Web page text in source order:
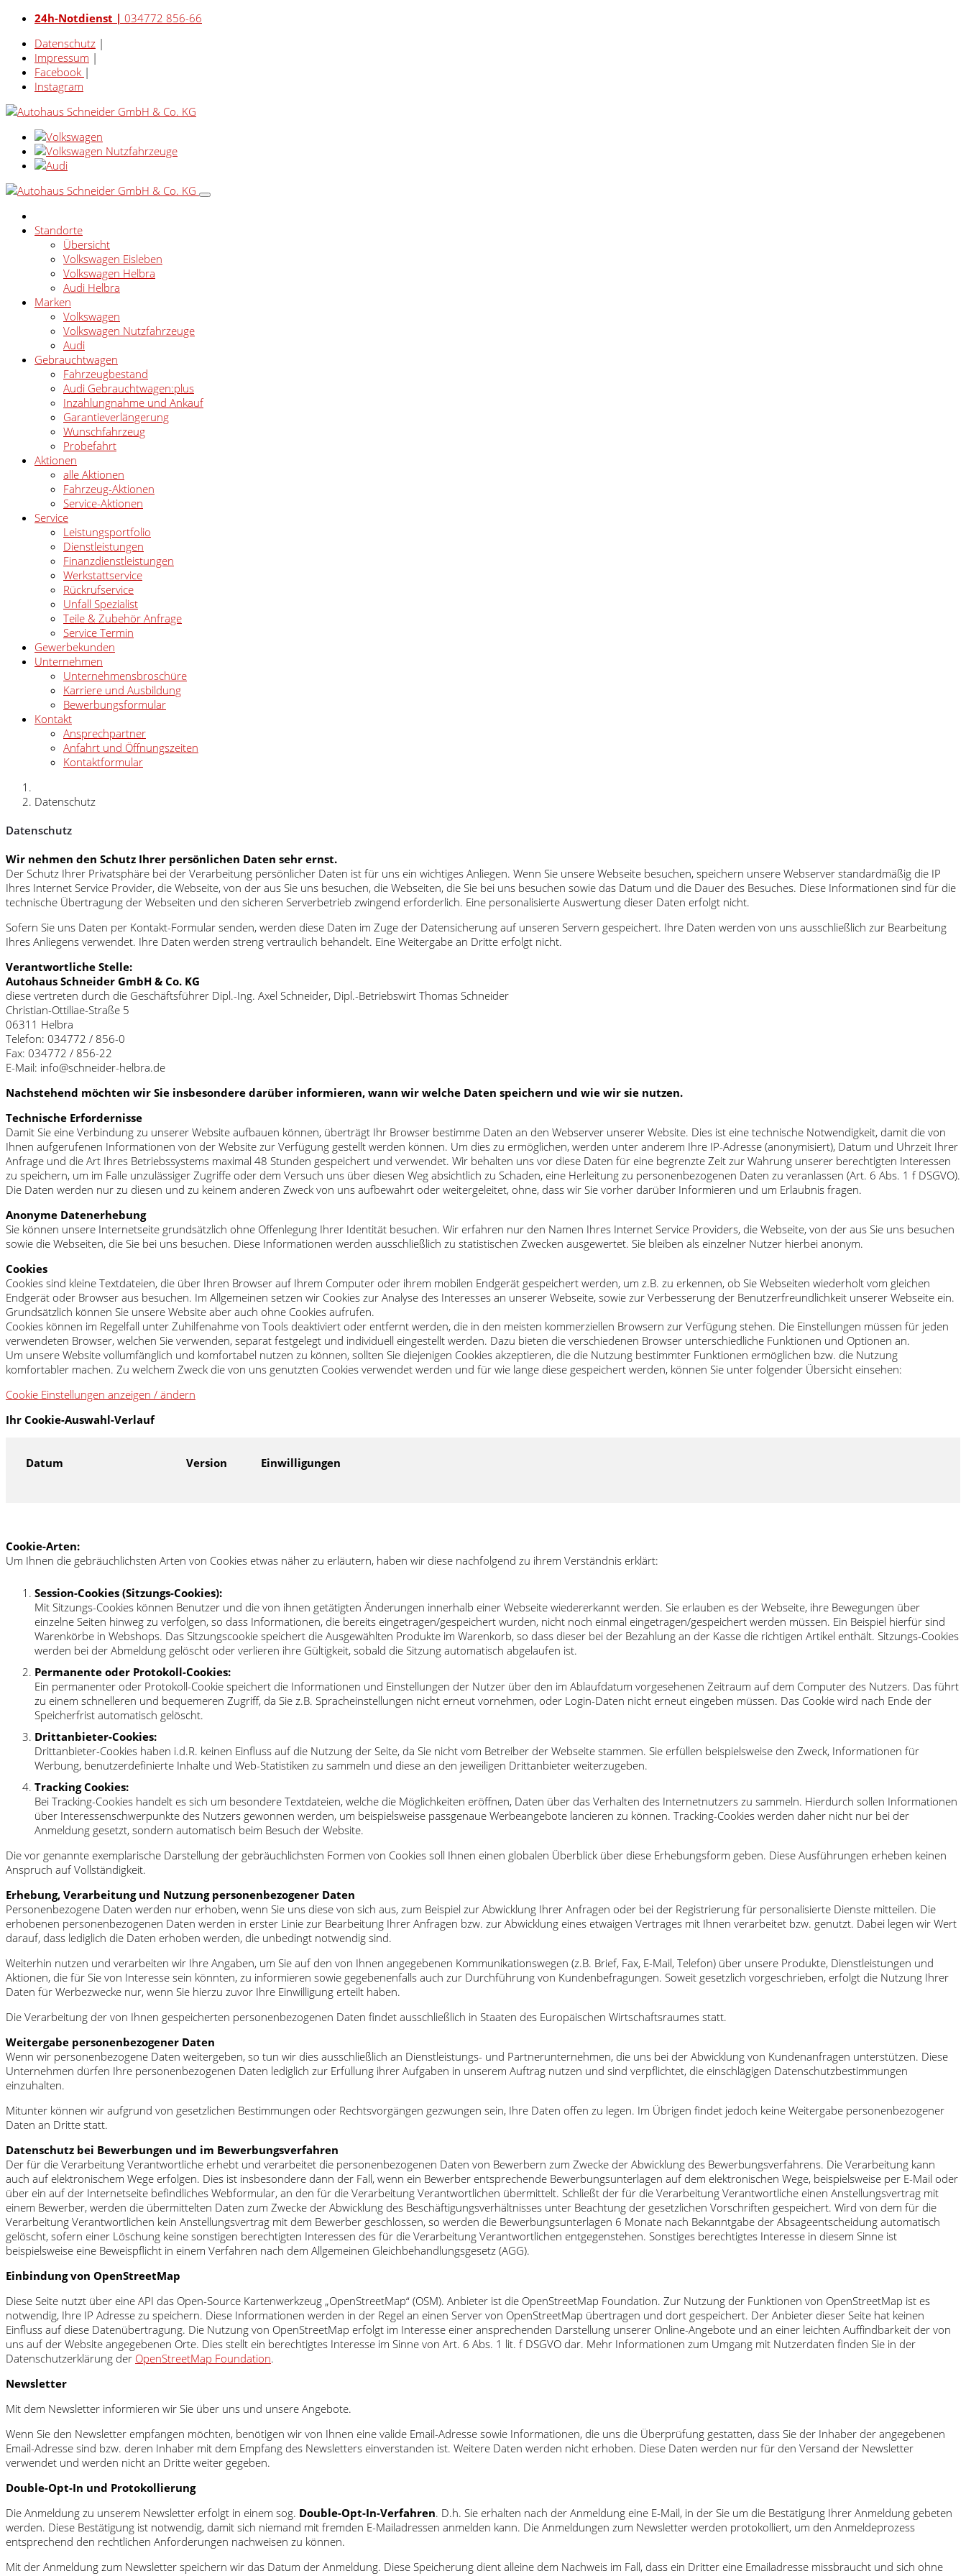
24h-Notdienst | 034772 856-66
Datenschutz |
Impressum |
Facebook |
Instagram
Standorte
Übersicht
Volkswagen Eisleben
Volkswagen Helbra
Audi Helbra
Marken
Volkswagen
Volkswagen Nutzfahrzeuge
Audi
Gebrauchtwagen
Fahrzeugbestand
Audi Gebrauchtwagen:plus
Inzahlungnahme und Ankauf
Garantieverlängerung
Wunschfahrzeug
Probefahrt
Aktionen
alle Aktionen
Fahrzeug-Aktionen
Service-Aktionen
Service
Leistungsportfolio
Dienstleistungen
Finanzdienstleistungen
Werkstattservice
Rückrufservice
Unfall Spezialist
Teile & Zubehör Anfrage
Service Termin
Gewerbekunden
Unternehmen
Unternehmensbroschüre
Karriere und Ausbildung
Bewerbungsformular
Kontakt
Ansprechpartner
Anfahrt und Öffnungszeiten
Kontaktformular
Datenschutz
Datenschutz
Wir nehmen den Schutz Ihrer persönlichen Daten sehr ernst.
Der Schutz Ihrer Privatsphäre bei der Verarbeitung persönlicher Daten ist für uns ein wichtiges Anliegen. Wenn Sie unsere Webseite besuchen, speichern unsere Webserver standardmäßig die IP
Ihres Internet Service Provider, die Webseite, von der aus Sie uns besuchen, die Webseiten, die Sie bei uns besuchen sowie das Datum und die Dauer des Besuches. Diese Informationen sind für die
technische Übertragung der Webseiten und den sicheren Serverbetrieb zwingend erforderlich. Eine personalisierte Auswertung dieser Daten erfolgt nicht.
Sofern Sie uns Daten per Kontakt-Formular senden, werden diese Daten im Zuge der Datensicherung auf unseren Servern gespeichert. Ihre Daten werden von uns ausschließlich zur Bearbeitung
Ihres Anliegens verwendet. Ihre Daten werden streng vertraulich behandelt. Eine Weitergabe an Dritte erfolgt nicht.
Verantwortliche Stelle:
Autohaus Schneider GmbH & Co. KG
diese vertreten durch die Geschäftsführer Dipl.-Ing. Axel Schneider, Dipl.-Betriebswirt Thomas Schneider
Christian-Ottiliae-Straße 5
06311 Helbra
Telefon: 034772 / 856-0
Fax: 034772 / 856-22
E-Mail: info@schneider-helbra.de
Nachstehend möchten wir Sie insbesondere darüber informieren, wann wir welche Daten speichern und wie wir sie nutzen.
Technische Erfordernisse
Damit Sie eine Verbindung zu unserer Website aufbauen können, überträgt Ihr Browser bestimme Daten an den Webserver unserer Website. Dies ist eine technische Notwendigkeit, damit die von
Ihnen aufgerufenen Informationen von der Website zur Verfügung gestellt werden können. Um dies zu ermöglichen, werden unter anderem Ihre IP-Adresse (anonymisiert), Datum und Uhrzeit Ihrer
Anfrage und die Art Ihres Betriebssystems maximal 48 Stunden gespeichert und verwendet. Wir behalten uns vor diese Daten für eine begrenzte Zeit zur Wahrung unserer berechtigten Interessen
zu speichern, um im Falle unzulässiger Zugriffe oder dem Versuch uns über diesen Weg absichtlich zu Schaden, eine Herleitung zu personenbezogenen Daten zu veranlassen (Art. 6 Abs. 1 f DSGVO).
Die Daten werden nur zu diesen und zu keinem anderen Zweck von uns aufbewahrt oder weitergeleitet, ohne, dass wir Sie vorher darüber Informieren und um Erlaubnis fragen.
Anonyme Datenerhebung
Sie können unsere Internetseite grundsätzlich ohne Offenlegung Ihrer Identität besuchen. Wir erfahren nur den Namen Ihres Internet Service Providers, die Webseite, von der aus Sie uns besuchen
sowie die Webseiten, die Sie bei uns besuchen. Diese Informationen werden ausschließlich zu statistischen Zwecken ausgewertet. Sie bleiben als einzelner Nutzer hierbei anonym.
Cookies
Cookies sind kleine Textdateien, die über Ihren Browser auf Ihrem Computer oder ihrem mobilen Endgerät gespeichert werden, um z.B. zu erkennen, ob Sie Webseiten wiederholt vom gleichen
Endgerät oder Browser aus besuchen. Im Allgemeinen setzen wir Cookies zur Analyse des Interesses an unserer Webseite, sowie zur Verbesserung der Benutzerfreundlichkeit unserer Webseite ein.
Grundsätzlich können Sie unsere Website aber auch ohne Cookies aufrufen.
Cookies können im Regelfall unter Zuhilfenahme von Tools deaktiviert oder entfernt werden, die in den meisten kommerziellen Browsern zur Verfügung stehen. Die Einstellungen müssen für jeden
verwendeten Browser, welchen Sie verwenden, separat festgelegt und individuell eingestellt werden. Dazu bieten die verschiedenen Browser unterschiedliche Funktionen und Optionen an.
Um unsere Website vollumfänglich und komfortabel nutzen zu können, sollten Sie diejenigen Cookies akzeptieren, die die Nutzung bestimmter Funktionen ermöglichen bzw. die Nutzung
komfortabler machen. Zu welchem Zweck die von uns genutzten Cookies verwendet werden und für wie lange diese gespeichert werden, können Sie unter folgender Übersicht einsehen:
Cookie Einstellungen anzeigen / ändern
Ihr Cookie-Auswahl-Verlauf
Datum Version Einwilligungen
Cookie-Arten:
Um Ihnen die gebräuchlichsten Arten von Cookies etwas näher zu erläutern, haben wir diese nachfolgend zu ihrem Verständnis erklärt:
Session-Cookies (Sitzungs-Cookies):
Mit Sitzungs-Cookies können Benutzer und die von ihnen getätigten Änderungen innerhalb einer Webseite wiedererkannt werden. Sie erlauben es der Webseite, ihre Bewegungen über
einzelne Seiten hinweg zu verfolgen, so dass Informationen, die bereits eingetragen/gespeichert wurden, nicht noch einmal eingetragen/gespeichert werden müssen. Ein Beispiel hierfür sind
Warenkörbe in Webshops. Das Sitzungscookie speichert die Ausgewählten Produkte im Warenkorb, so dass dieser bei der Bezahlung an der Kasse die richtigen Artikel enthält. Sitzungs-Cookies
werden bei der Abmeldung gelöscht oder verlieren ihre Gültigkeit, sobald die Sitzung automatisch abgelaufen ist.
Permanente oder Protokoll-Cookies:
Ein permanenter oder Protokoll-Cookie speichert die Informationen und Einstellungen der Nutzer über den im Ablaufdatum vorgesehenen Zeitraum auf dem Computer des Nutzers. Das führt
zu einem schnelleren und bequemeren Zugriff, da Sie z.B. Spracheinstellungen nicht erneut vornehmen, oder Login-Daten nicht erneut eingeben müssen. Das Cookie wird nach Ende der
Speicherfrist automatisch gelöscht.
Drittanbieter-Cookies:
Drittanbieter-Cookies haben i.d.R. keinen Einfluss auf die Nutzung der Seite, da Sie nicht vom Betreiber der Webseite stammen. Sie erfüllen beispielsweise den Zweck, Informationen für
Werbung, benutzerdefinierte Inhalte und Web-Statistiken zu sammeln und diese an den jeweiligen Drittanbieter weiterzugeben.
Tracking Cookies:
Bei Tracking-Cookies handelt es sich um besondere Textdateien, welche die Möglichkeiten eröffnen, Daten über das Verhalten des Internetnutzers zu sammeln. Hierdurch sollen Informationen
über Interessenschwerpunkte des Nutzers gewonnen werden, um beispielsweise passgenaue Werbeangebote lancieren zu können. Tracking-Cookies werden daher nicht nur bei der
Anmeldung gesetzt, sondern automatisch beim Besuch der Website.
Die vor genannte exemplarische Darstellung der gebräuchlichsten Formen von Cookies soll Ihnen einen globalen Überblick über diese Erhebungsform geben. Diese Ausführungen erheben keinen
Anspruch auf Vollständigkeit.
Erhebung, Verarbeitung und Nutzung personenbezogener Daten
Personenbezogene Daten werden nur erhoben, wenn Sie uns diese von sich aus, zum Beispiel zur Abwicklung Ihrer Anfragen oder bei der Registrierung für personalisierte Dienste mitteilen. Die
erhobenen personenbezogenen Daten werden in erster Linie zur Bearbeitung Ihrer Anfragen bzw. zur Abwicklung eines etwaigen Vertrages mit Ihnen verarbeitet bzw. genutzt. Dabei legen wir Wert
darauf, dass lediglich die Daten erhoben werden, die unbedingt notwendig sind.
Weiterhin nutzen und verarbeiten wir Ihre Angaben, um Sie auf den von Ihnen angegebenen Kommunikationswegen (z.B. Brief, Fax, E-Mail, Telefon) über unsere Produkte, Dienstleistungen und
Aktionen, die für Sie von Interesse sein könnten, zu informieren sowie gegebenenfalls auch zur Durchführung von Kundenbefragungen. Soweit gesetzlich vorgeschrieben, erfolgt die Nutzung Ihrer
Daten für Werbezwecke nur, wenn Sie hierzu zuvor Ihre Einwilligung erteilt haben.
Die Verarbeitung der von Ihnen gespeicherten personenbezogenen Daten findet ausschließlich in Staaten des Europäischen Wirtschaftsraumes statt.
Weitergabe personenbezogener Daten
Wenn wir personenbezogene Daten weitergeben, so tun wir dies ausschließlich an Dienstleistungs- und Partnerunternehmen, die uns bei der Abwicklung von Kundenanfragen unterstützen. Diese
Unternehmen dürfen Ihre personenbezogenen Daten lediglich zur Erfüllung ihrer Aufgaben in unserem Auftrag nutzen und sind verpflichtet, die einschlägigen Datenschutzbestimmungen
einzuhalten.
Mitunter können wir aufgrund von gesetzlichen Bestimmungen oder Rechtsvorgängen gezwungen sein, Ihre Daten offen zu legen. Im Übrigen findet jedoch keine Weitergabe personenbezogener
Daten an Dritte statt.
Datenschutz bei Bewerbungen und im Bewerbungsverfahren
Der für die Verarbeitung Verantwortliche erhebt und verarbeitet die personenbezogenen Daten von Bewerbern zum Zwecke der Abwicklung des Bewerbungsverfahrens. Die Verarbeitung kann
auch auf elektronischem Wege erfolgen. Dies ist insbesondere dann der Fall, wenn ein Bewerber entsprechende Bewerbungsunterlagen auf dem elektronischen Wege, beispielsweise per E-Mail oder
über ein auf der Internetseite befindliches Webformular, an den für die Verarbeitung Verantwortlichen übermittelt. Schließt der für die Verarbeitung Verantwortliche einen Anstellungsvertrag mit
einem Bewerber, werden die übermittelten Daten zum Zwecke der Abwicklung des Beschäftigungsverhältnisses unter Beachtung der gesetzlichen Vorschriften gespeichert. Wird von dem für die
Verarbeitung Verantwortlichen kein Anstellungsvertrag mit dem Bewerber geschlossen, so werden die Bewerbungsunterlagen 6 Monate nach Bekanntgabe der Absageentscheidung automatisch
gelöscht, sofern einer Löschung keine sonstigen berechtigten Interessen des für die Verarbeitung Verantwortlichen entgegenstehen. Sonstiges berechtigtes Interesse in diesem Sinne ist
beispielsweise eine Beweispflicht in einem Verfahren nach dem Allgemeinen Gleichbehandlungsgesetz (AGG).
Einbindung von OpenStreetMap
Diese Seite nutzt über eine API das Open-Source Kartenwerkzeug „OpenStreetMap“ (OSM). Anbieter ist die OpenStreetMap Foundation. Zur Nutzung der Funktionen von OpenStreetMap ist es
notwendig, Ihre IP Adresse zu speichern. Diese Informationen werden in der Regel an einen Server von OpenStreetMap übertragen und dort gespeichert. Der Anbieter dieser Seite hat keinen
Einfluss auf diese Datenübertragung. Die Nutzung von OpenStreetMap erfolgt im Interesse einer ansprechenden Darstellung unserer Online-Angebote und an einer leichten Auffindbarkeit der von
uns auf der Website angegebenen Orte. Dies stellt ein berechtigtes Interesse im Sinne von Art. 6 Abs. 1 lit. f DSGVO dar. Mehr Informationen zum Umgang mit Nutzerdaten finden Sie in der
Datenschutzerklärung der OpenStreetMap Foundation.
Newsletter
Mit dem Newsletter informieren wir Sie über uns und unsere Angebote.
Wenn Sie den Newsletter empfangen möchten, benötigen wir von Ihnen eine valide Email-Adresse sowie Informationen, die uns die Überprüfung gestatten, dass Sie der Inhaber der angegebenen
Email-Adresse sind bzw. deren Inhaber mit dem Empfang des Newsletters einverstanden ist. Weitere Daten werden nicht erhoben. Diese Daten werden nur für den Versand der Newsletter
verwendet und werden nicht an Dritte weiter gegeben.
Double-Opt-In und Protokollierung
Die Anmeldung zu unserem Newsletter erfolgt in einem sog. Double-Opt-In-Verfahren. D.h. Sie erhalten nach der Anmeldung eine E-Mail, in der Sie um die Bestätigung Ihrer Anmeldung gebeten
werden. Diese Bestätigung ist notwendig, damit sich niemand mit fremden E-Mailadressen anmelden kann. Die Anmeldungen zum Newsletter werden protokolliert, um den Anmeldeprozess
entsprechend den rechtlichen Anforderungen nachweisen zu können.
Mit der Anmeldung zum Newsletter speichern wir das Datum der Anmeldung. Diese Speicherung dient alleine dem Nachweis im Fall, dass ein Dritter eine Emailadresse missbraucht und sich ohne